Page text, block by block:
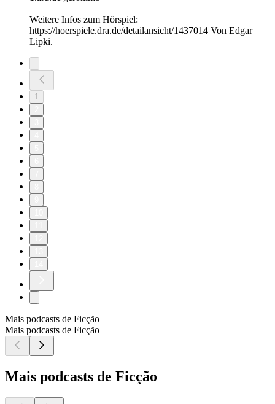
Weitere Infos zum Hörspiel:
https://hoerspiele.dra.de/detailansicht/1437014 Von Edgar
Lipki.
1
Mais podcasts de Ficção
Mais podcasts de Ficção
Mais podcasts de Ficção